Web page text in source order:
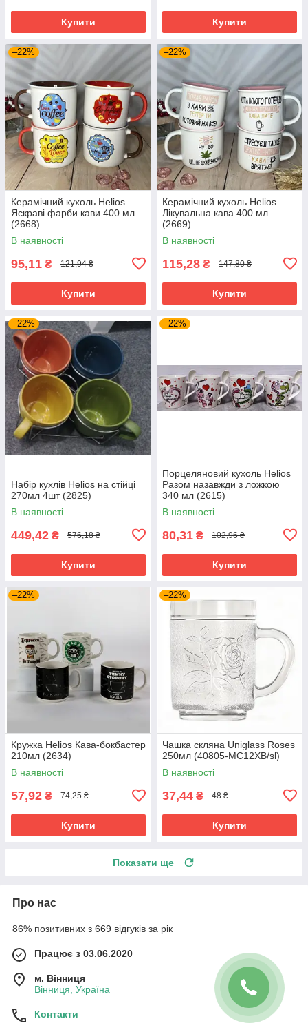
Купити Купити
–22%
Керамічний кухоль Helios
Яскраві фарби кави 400 мл
(2668)
В наявності
95,11 ₴ 121,94 ₴
Купити
–22%
Керамічний кухоль Helios
Лікувальна кава 400 мл
(2669)
В наявності
115,28 ₴ 147,80 ₴
Купити
–22%
Набір кухлів Helios на стійці
270мл 4шт (2825)
В наявності
449,42 ₴ 576,18 ₴
Купити
–22%
Порцеляновий кухоль Helios
Разом назавжди з ложкою
340 мл (2615)
В наявності
80,31 ₴ 102,96 ₴
Купити
–22%
Кружка Helios Кава-бокбастер
210мл (2634)
В наявності
57,92 ₴ 74,25 ₴
Купити
–22%
Чашка скляна Uniglass Roses
250мл (40805-МС12ХВ/sl)
В наявності
37,44 ₴ 48 ₴
Купити
Показати ще
Про нас
86% позитивних з 669 відгуків за рік
Працює з 03.06.2020
м. Вінниця
Вінниця, Україна
Контакти